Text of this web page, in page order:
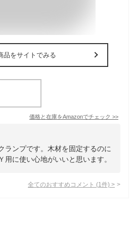
品をサイトでみる
価格と在庫をAmazonでチェック >>
ランプです。木材を固定するのに
用に使い心地がいいと思います。
全てのおすすめコメント (1 件) >